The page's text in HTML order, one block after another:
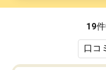
19